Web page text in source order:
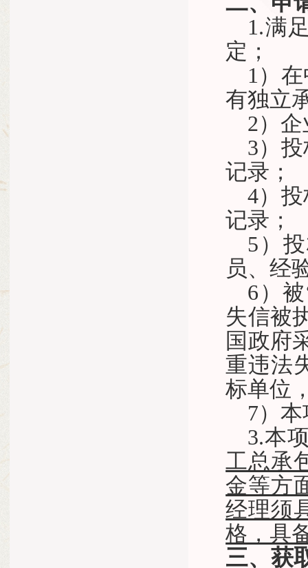
1.满
定；
1）
有独立
2）
3）
记录；
4）
记录；
5）
员、经
6）
失信被
国政府
重违法
标单位
7）
3.本
工总承
金等方
经理须
格，具
三、获